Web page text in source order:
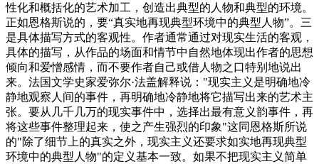
性化和概括化的艺术加工，创造出典型的人物和典型的环境。
正如恩格斯说的，要“真实地再现典型环境中的典型人物”。三
是具体描写方式的客观性。作者通常通过对现实生活的客观，
具体的描写，从作品的场面和情节中自然地体现出作者的思想
倾向和爱憎感情，而不要作者自己或借人物之口特别地说出
来。法国文学史家爱弥尔·法盖解释说："现实主义是明确地冷
静地观察人间的事件，再明确地冷静地将它描写出来的艺术主
张。要从几千几万的现实事件中，选择出最有意义韵事件，再
将这些事件整理起来，使之产生强烈的印象"这同恩格斯所说
的"除了细节上的真实之外，现实主义还要求如实地再现典型
环境中的典型人物"的定义基本一致。如果不把现实主义简单